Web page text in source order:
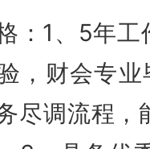
：1、5年
，财会专
尽调流程